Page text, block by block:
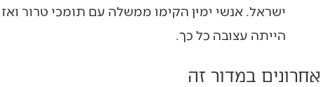
ישראל. אנשי ימין הקימו ממשלה עם תומכי טרור
הייתה עצובה כל כך.
אחרונים במדור זה